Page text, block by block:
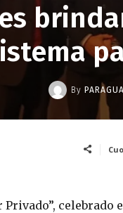
By
celebrado